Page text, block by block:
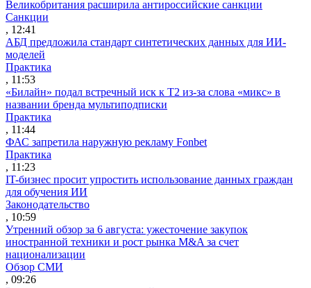
Великобритания расширила антироссийские санкции
Санкции
, 12:41
АБД предложила стандарт синтетических данных для ИИ-
моделей
Практика
, 11:53
«Билайн» подал встречный иск к Т2 из-за слова «микс» в
названии бренда мультиподписки
Практика
, 11:44
ФАС запретила наружную рекламу Fonbet
Практика
, 11:23
IT-бизнес просит упростить использование данных граждан
для обучения ИИ
Законодательство
, 10:59
Утренний обзор за 6 августа: ужесточение закупок
иностранной техники и рост рынка M&A за счет
национализации
Обзор СМИ
, 09:26